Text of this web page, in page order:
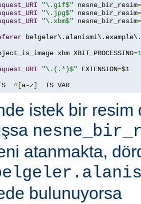
"\.gif$" nesne_bir_resim=
"\.jpg$" nesne_bir_resim=
"\.xbm$" nesne_bir_resim=
xbm XBIT_PROCESSING=1
"\.(.*)$" EXTENSION=$1
^[a-z]
  TS_VAR
istek bir resim
atanmakta,
bulunuyorsa